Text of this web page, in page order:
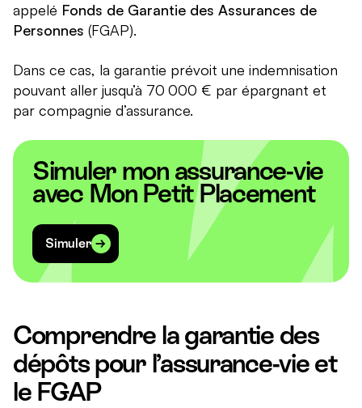
appelé Fonds de Garantie des Assurances de
Personnes (FGAP).
Dans ce cas, la garantie prévoit une indemnisation
pouvant aller jusqu’à 70 000 € par épargnant et
par compagnie d’assurance.
Simuler mon assurance-vie
avec Mon Petit Placement
Simuler
Comprendre la garantie des
dépôts pour l’assurance-vie et
le FGAP